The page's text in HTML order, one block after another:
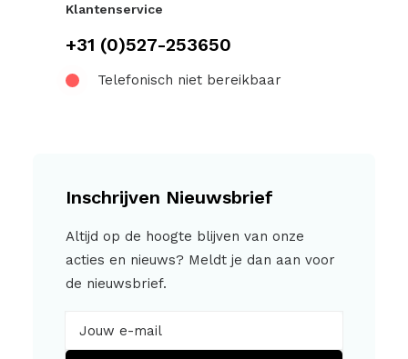
Klantenservice
+31 (0)527-253650
Telefonisch niet bereikbaar
Inschrijven Nieuwsbrief
Altijd op de hoogte blijven van onze
acties en nieuws? Meldt je dan aan voor
de nieuwsbrief.